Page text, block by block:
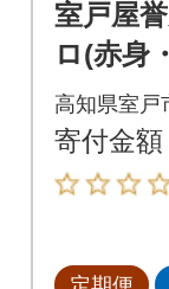
室戸屋
ロ(赤身
期便で
お届け】
高知県室戸
寄付金額